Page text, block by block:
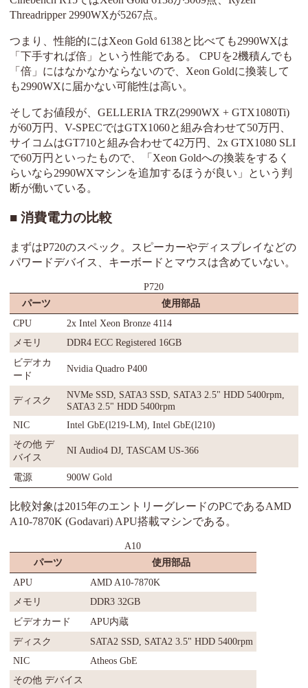
Threadripper 2990WXが5267点。
つまり、性能的にはXeon Gold 6138と比べても2990WXは
「下手すれば倍」という性能である。 CPUを2機積んでも
「倍」にはなかなかならないので、Xeon Goldに換装して
も2990WXに届かない可能性は高い。
そしてお値段が、GELLERIA TRZ(2990WX + GTX1080Ti)
が60万円、V-SPECではGTX1060と組み合わせて50万円、
サイコムはGT710と組み合わせて42万円、2x GTX1080 SLI
で60万円といったもので、「Xeon Goldへの換装をするく
らいなら2990WXマシンを追加するほうが良い」という判
断が働いている。
消費電力の比較
まずはP720のスペック。スピーカーやディスプレイなどの
パワードデバイス、キーボードとマウスは含めていない。
P720
パーツ
使用部品
CPU
2x Intel Xeon Bronze 4114
メモリ
DDR4 ECC Registered 16GB
ビデオカ
ード
Nvidia Quadro P400
ディスク
NVMe SSD, SATA3 SSD, SATA3 2.5" HDD 5400rpm,
SATA3 2.5" HDD 5400rpm
NIC
Intel GbE(l219-LM), Intel GbE(l210)
その他 デ
バイス
NI Audio4 DJ, TASCAM US-366
電源 900W Gold
比較対象は2015年のエントリーグレードのPCであるAMD
A10-7870K (Godavari) APU搭載マシンである。
A10
パーツ
使用部品
APU
AMD A10-7870K
メモリ
DDR3 32GB
ビデオカード
APU内蔵
ディスク
SATA2 SSD, SATA2 3.5" HDD 5400rpm
NIC
Atheos GbE
その他 デバイス